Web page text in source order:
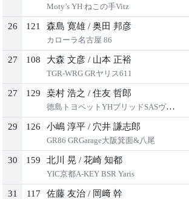
Moty’s YH ねこの手Vitz
26 121 森島 寛雄 / 奥田 邦彦
カローラ名古屋 86
27 108 大森 文彦 / 山本 正裕
TGR-WRG GRヤリス611
27 129 桒村 浩之 / 住友 哲郎
徳島トヨペットYHブリッドSASヴィッツ
29 126 小嶋 淳平 / 穴井 謙志郎
GR86 GRGarage大阪箕面&八尾
30 159 北川 晃 / 花崎 知都
YIC京都A-KEY BSR Yaris
31 117 佐藤 友治 / 岡﨑 幹